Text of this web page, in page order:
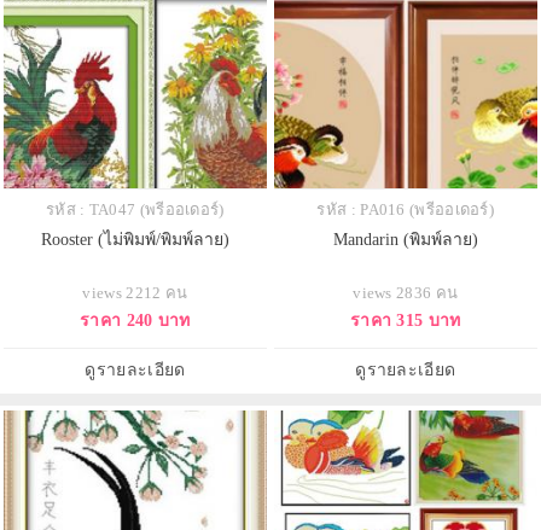
รหัส : TA047 (พรีออเดอร์)
Rooster (ไม่พิมพ์/พิมพ์ลาย)
views 2212 คน
ราคา 240 บาท
ดูรายละเอียด
รหัส : PA016 (พรีออเดอร์)
Mandarin (พิมพ์ลาย)
views 2836 คน
ราคา 315 บาท
ดูรายละเอียด